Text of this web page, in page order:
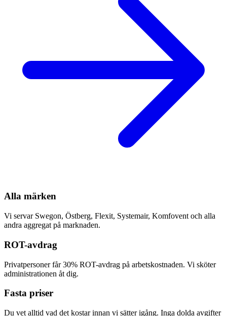
Alla märken
Vi servar Swegon, Östberg, Flexit, Systemair, Komfovent och alla
andra aggregat på marknaden.
ROT-avdrag
Privatpersoner får 30% ROT-avdrag på arbetskostnaden. Vi sköter
administrationen åt dig.
Fasta priser
Du vet alltid vad det kostar innan vi sätter igång. Inga dolda avgifter